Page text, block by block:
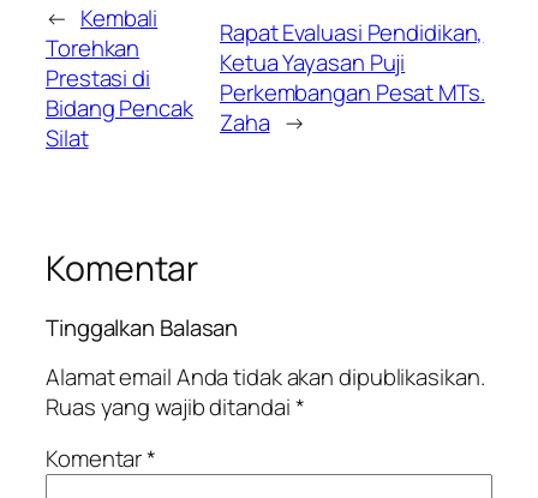
← Kembali
Torehkan
Prestasi di
Bidang Pencak
Silat
Rapat Evaluasi Pendidikan,
Ketua Yayasan Puji
Perkembangan Pesat MTs.
Zaha →
Komentar
Tinggalkan Balasan
Alamat email Anda tidak akan dipublikasikan.
Ruas yang wajib ditandai*
Komentar*